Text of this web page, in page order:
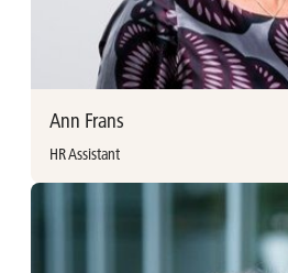
Tax Officer
peter.florus@avh.be
+32 (0)3 231 87 70
Ann Frans
HR Assistant